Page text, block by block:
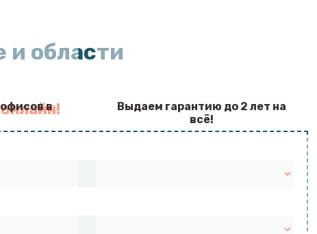
в
Выдаем гарантию до 2 лет на
всё!
области